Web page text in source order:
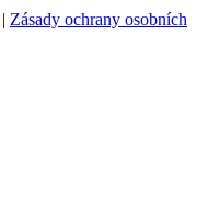
| Zásady ochrany osobních